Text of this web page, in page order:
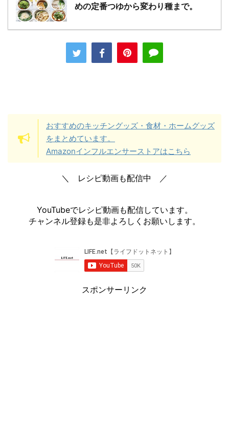
めの定番つゆから変わり種まで。
おすすめのキッチングッズ・食材・ホームグッズ
をまとめています。
Amazonインフルエンサーストアはこちら
＼ レシピ動画も配信中 ／
YouTubeでレシピ動画も配信しています。
チャンネル登録も是非よろしくお願いします。
スポンサーリンク